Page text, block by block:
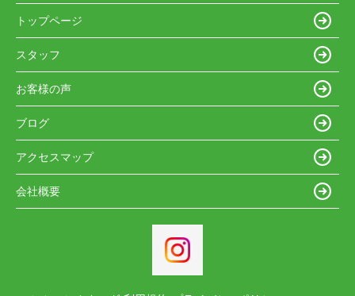
トップページ
スタッフ
お客様の声
ブログ
アクセスマップ
会社概要